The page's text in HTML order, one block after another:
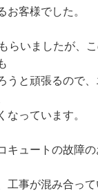
お客様でした。
らいましたが、
うと頑張るので
なっています。
キュートの故障
工事が混み合っ